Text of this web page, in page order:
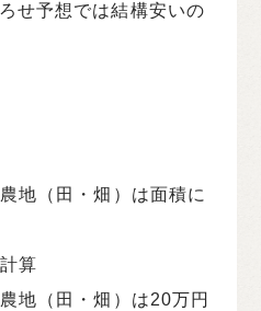
せ予想では結構安いの
地（田・畑）は面積に
算
地（田・畑）は20万円